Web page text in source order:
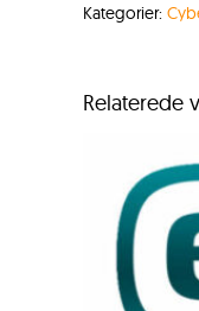
Kategorier:
Relaterede